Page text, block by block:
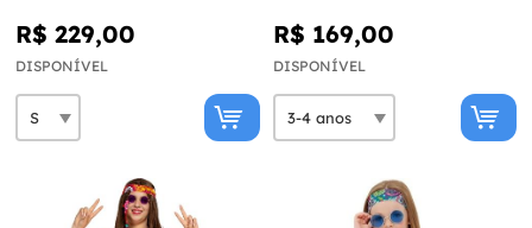
R$ 229,00
DISPONÍVEL
R$ 169,00
DISPONÍVEL